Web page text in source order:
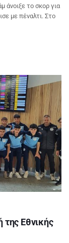
άνοιξε το σκορ για
με πέναλτι. Στο
της Εθνικής